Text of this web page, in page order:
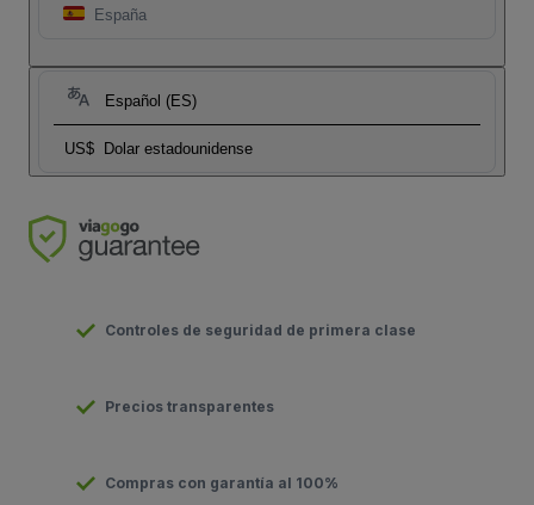
España
Español (ES)
US$ Dolar estadounidense
Controles de seguridad de primera clase
Precios transparentes
Compras con garantía al 100%